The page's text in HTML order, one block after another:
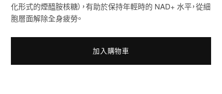
化形式的煙醯胺核糖），有助於保持年輕時的 NAD+ 水平，從細
胞層面解除全身疲勞。
加入購物車